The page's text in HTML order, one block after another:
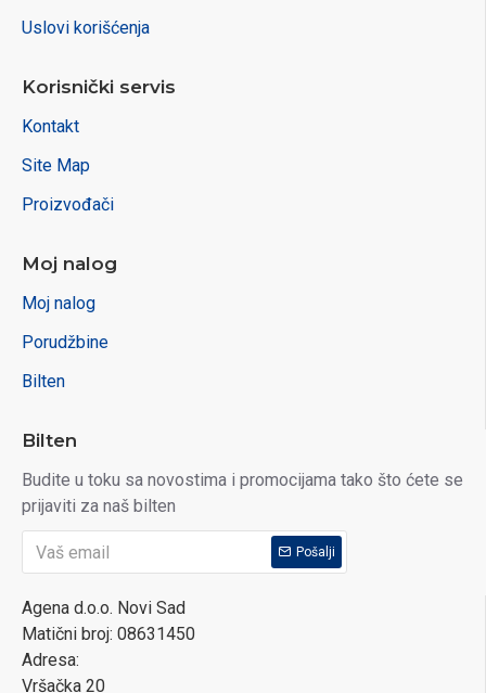
Uslovi korišćenja
Korisnički servis
Kontakt
Site Map
Proizvođači
Moj nalog
Moj nalog
Porudžbine
Bilten
Bilten
Budite u toku sa novostima i promocijama tako što ćete se
prijaviti za naš bilten
Pošalji
Agena d.o.o. Novi Sad
Matični broj: 08631450
Adresa:
Vršačka 20